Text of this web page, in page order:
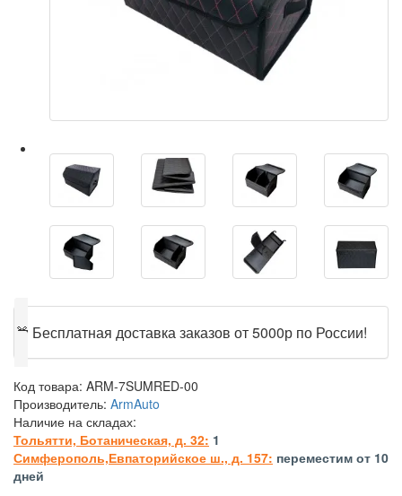
🎁 Бесплатная доставка заказов от 5000р по России!
Код товара: ARM-7SUMRED-00
Производитель: ArmAuto
Наличие на складах:
Тольятти, Ботаническая, д. 32: 1
Симферополь,Евпаторийское ш., д. 157: переместим от 10
дней